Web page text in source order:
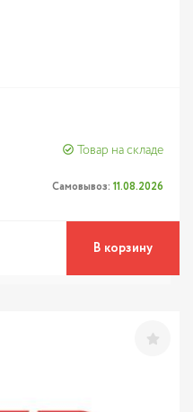
Товар на складе
Самовывоз: 11.08.2026
В корзину